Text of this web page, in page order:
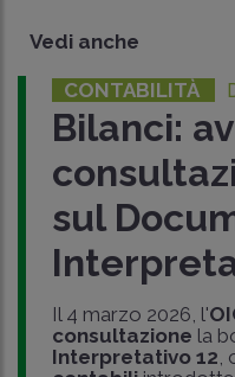
Vedi anche
CONTABILITÀ
Bilanci:
sul
Il 4 marzo 2026, l'
consultazione la
Interpretativo 12